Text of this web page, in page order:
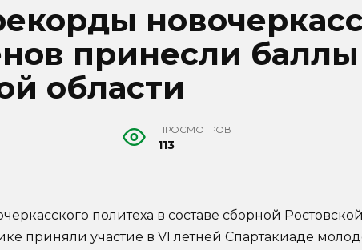
принесли
области
ПРОСМОТРОВ
113
политеха в составе сборной
приняли участие в VI летней Спартакиаде